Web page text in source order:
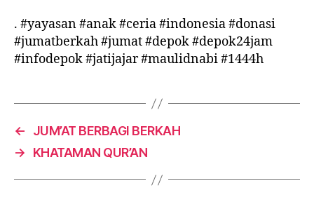
. #yayasan #anak #ceria #indonesia #donasi
#jumatberkah #jumat #depok #depok24jam
#infodepok #jatijajar #maulidnabi #1444h
←
JUM’AT BERBAGI BERKAH
→
KHATAMAN QUR’AN